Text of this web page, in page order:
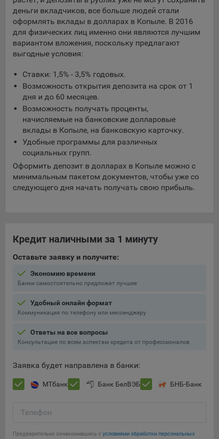
составить представление о тенденциях использования
сайта в целом. Общество использует информацию для
анализа трафика на сайтах.
9.5. Файлы cookie, применяемые для определения целевой
аудитории и в рекламных целях, например Яндекс.Метрика,
Технические/Функциональные, хранятся не более года;
Необходимые для функционирования веб-аналитических
платформ «Google Analytics», «Яндекс.Метрика»
(статистические), установлены на сервере Общества и не
передаются третьим лицам, часть из которых хранятся во
время пользования сайтом;
Остальные - не более года.
Отключение аналитических файлов cookie не позволяет
определять предпочтения пользователей сайта, в том числе
При этом, некоторые браузеры позволяют посещать
интернет-сайты в режиме «Инкогнито», чтобы ограничить
хранимый на компьютере объем информации и
того, субъект персональных данных может удалить ранее
сохраненные файлов cookie выбрав соответствующую
Подробнее о параметрах управления можно ознакомиться,
соответствующие страницы сайтов основных браузеров:
Chrome
Safari
Microsoft Edge
Сохранить по умолчанию
деньги вкладчиков, все больше людей стали
оформлять вклады в долларах в Копыле. В 2016
для физических лиц именно они являются лучшим
вариантом вложения, поскольку предлагают
выгодные условия:
Ставки: 1,5% - 3,5% годовых.
Возможность открытия депозита на срок от 1
дня и до 60 месяцев.
Возможность получать проценты,
начисляемые на банковские долларовые
вклады в Копыле, на банковскую карточку.
Удобные программы для различных
социальных групп.
Оформить депозит в долларах в Копыле можно с
минимальным пакетом документов, чтобы уже со
следующего дня начать получать свою прибыль.
Кредит наличными за 1 минуту
Оставьте заявку и получите:
Экономию времени
Банки самостоятельно предложат лучшее
Удобный онлайн формат
Коммуникация по телефону или мессенджеру
Ответы на все вопросы
Консультация по всем аспектам кредита от профессионалов
Заявка будет направлена в банки:
МТбанк Банк БелВЭБ БНБ-Банк
Телефон
Предварительно ознакомившись с условиями обработки персональных